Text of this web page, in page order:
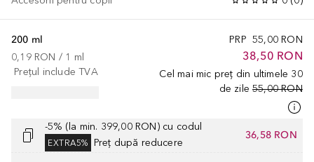
PRP 55,00 RON
38,50 RON
Cel mai mic preț din ultimele 30
de zile 55,00 RON
200 ml
0,19 RON / 1 ml
Prețul include TVA
-5% (la min. 399,00 RON) cu codul
EXTRA5% Preț după reducere
36,58 RON